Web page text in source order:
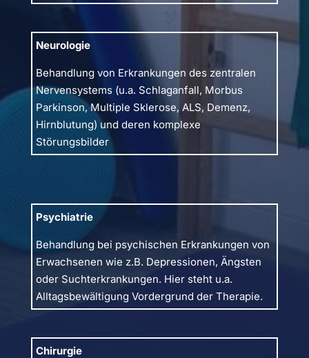
Neurologie
Behandlung von Erkrankungen des zentralen
Nervensystems (u.a. Schlaganfall, Morbus
Parkinson, Multiple Sklerose, ALS, Demenz,
Hirnblutung) und deren komplexe
Störungsbilder
Psychiatrie
Behandlung bei psychischen Erkrankungen von
Erwachsenen wie z.B. Depressionen, Ängsten
oder Suchterkrankungen. Hier steht u.a.
Alltagsbewältigung Vordergrund der Therapie.
Chirurgie